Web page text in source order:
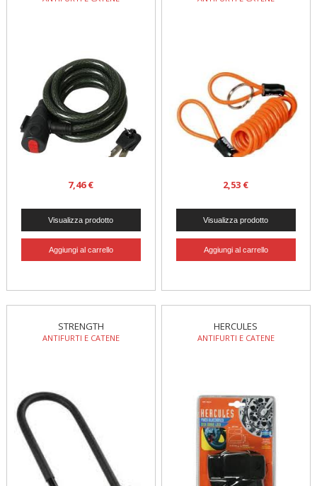
7,46 € 2,53 €
STRENGTH
ANTIFURTI E CATENE
HERCULES
ANTIFURTI E CATENE